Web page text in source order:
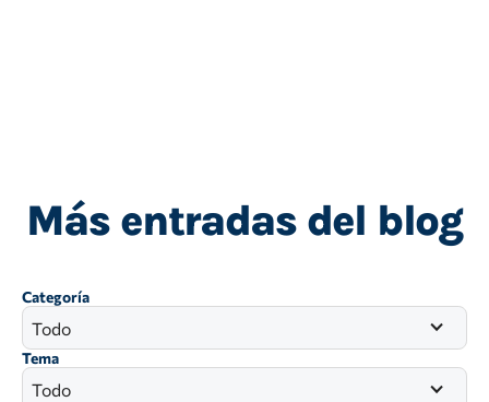
Más entradas del blog
Categoría
Todo
Tema
Todo